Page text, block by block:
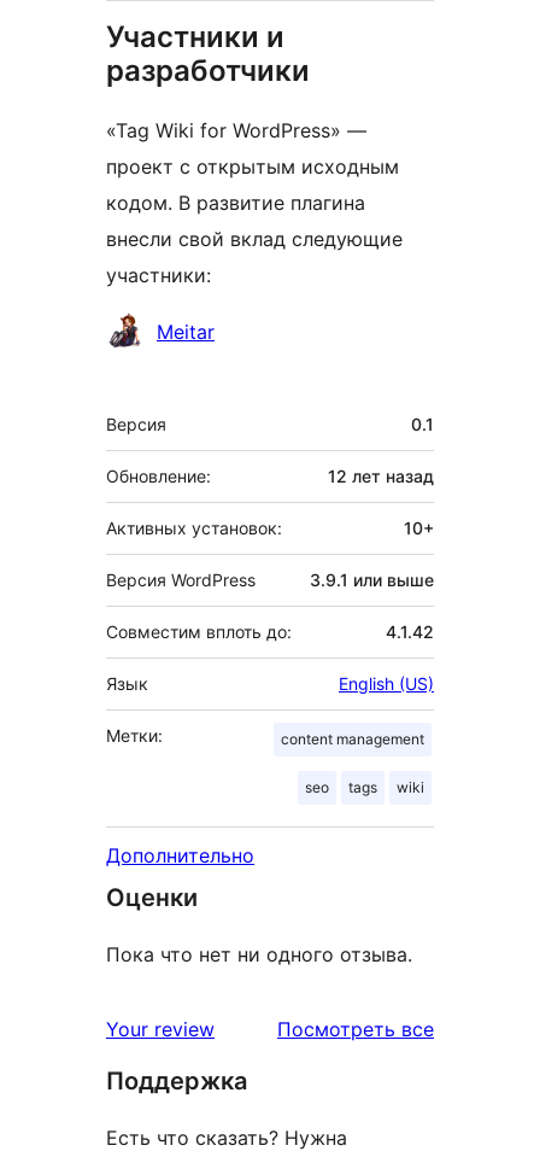
Участники и
разработчики
«Tag Wiki for WordPress» —
проект с открытым исходным
кодом. В развитие плагина
внесли свой вклад следующие
участники:
Участники
Meitar
Мета
Версия 0.1
Обновление: 12 лет назад
Активных установок: 10+
Версия WordPress 3.9.1 или выше
Совместим вплоть до: 4.1.42
Язык English (US)
Метки: content management
seo tags wiki
Дополнительно
Оценки
Пока что нет ни одного отзыва.
Your review Посмотреть всеотзывы
Поддержка
Есть что сказать? Нужна